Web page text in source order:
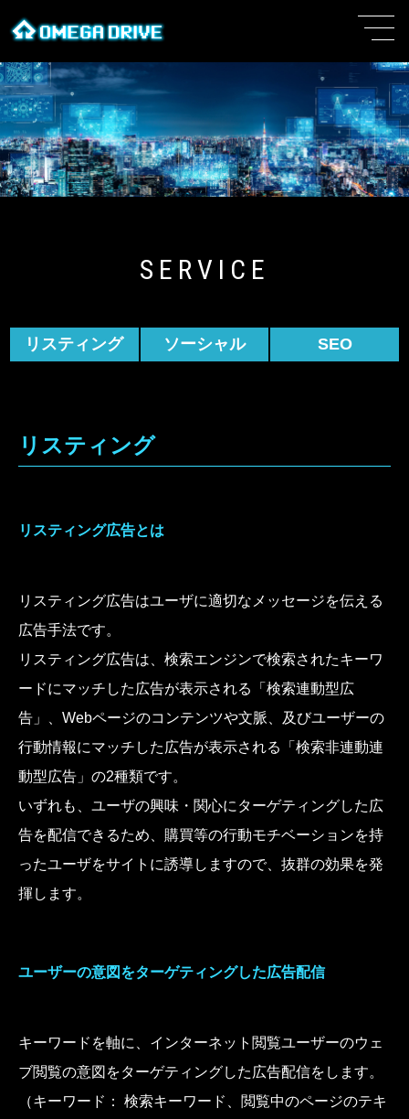
SERVICE
リスティング ソーシャル SEO
リスティング
リスティング広告とは
リスティング広告はユーザに適切なメッセージを伝える
広告手法です。
リスティング広告は、検索エンジンで検索されたキーワ
ードにマッチした広告が表示される「検索連動型広
告」、Webページのコンテンツや文脈、及びユーザーの
行動情報にマッチした広告が表示される「検索非連動連
動型広告」の2種類です。
いずれも、ユーザの興味・関心にターゲティングした広
告を配信できるため、購買等の行動モチベーションを持
ったユーザをサイトに誘導しますので、抜群の効果を発
揮します。
ユーザーの意図をターゲティングした広告配信
キーワードを軸に、インターネット閲覧ユーザーのウェ
ブ閲覧の意図をターゲティングした広告配信をします。
（キーワード： 検索キーワード、閲覧中のページのテキ